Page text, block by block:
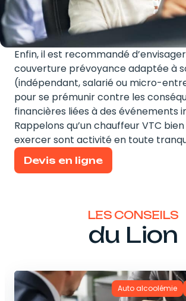
Enfin, il est recommandé
couverture prévoyance adaptée à
(indépendant, salarié ou micro-
pour se prémunir contre les
financières liées à des événements
Rappelons qu’un chauffeur VTC
exercer sont activité en toute
Devis en ligne
LES CONSEILS
du Lion
Auto alcoolémie